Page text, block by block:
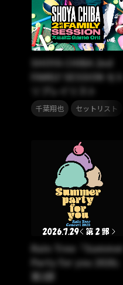
SHOYA CHIBA 2nd
FAMILY SESSION セト
千葉翔也 セットリスト
Rain Tree『Summer
Party for you 2026』
第2部